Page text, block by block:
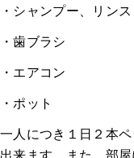
・シャンプー、リンス
・歯ブラシ
・エアコン
・ポット
一人につき１日２本